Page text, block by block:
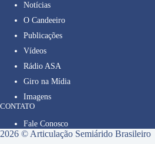
Notícias
O Candeeiro
Publicações
Vídeos
Rádio ASA
Giro na Mídia
Imagens
CONTATO
Fale Conosco
2026 © Articulação Semiárido Brasileiro